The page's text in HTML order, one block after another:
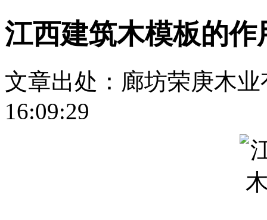
江西建筑木模板的作
文章出处：廊坊荣庚木
16:09:29